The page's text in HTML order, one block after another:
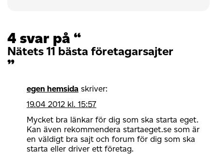
4 svar på “
Nätets 11 bästa företagarsajter
”
egen hemsida skriver:
19.04 2012 kl. 15:57
Mycket bra länkar för dig som ska starta eget.
Kan även rekommendera startaeget.se som är
en väldigt bra sajt och forum för dig som ska
starta eller driver ett företag.